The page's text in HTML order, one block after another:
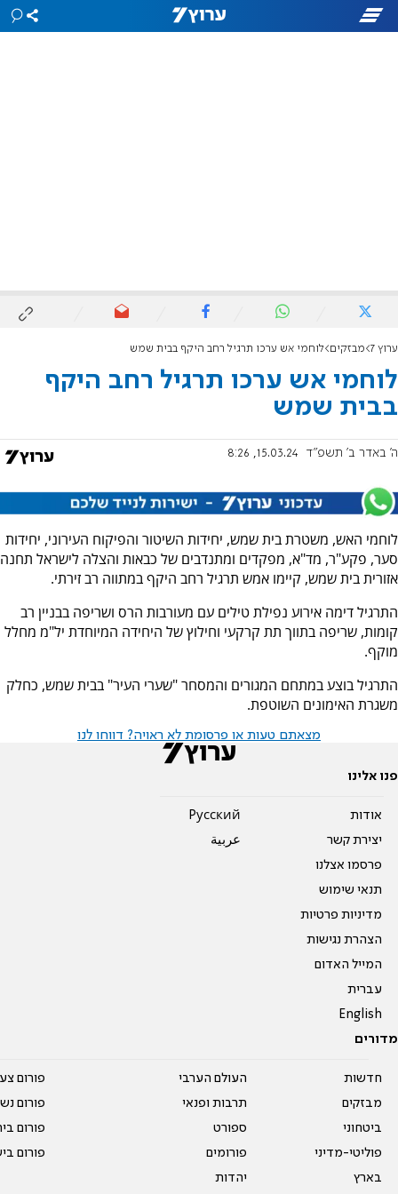
ערוץ 7 מבזקים לוחמי אש ערכו תרגיל רחב היקף בבית שמש
לוחמי אש ערכו תרגיל רחב היקף
בבית שמש
ה' באדר ב׳ תשפ"ד 15.03.24, 8:26
לוחמי האש, משטרת בית שמש, יחידות השיטור והפיקוח העירוני, יחידות
סער, פקע"ר, מד"א, מפקדים ומתנדבים של כבאות והצלה לישראל תחנה
אזורית בית שמש, קיימו אמש תרגיל רחב היקף במתווה רב זירתי.
התרגיל דימה אירוע נפילת טילים עם מעורבות הרס ושריפה בבניין רב
קומות, שריפה בתווך תת קרקעי וחילוץ של היחידה המיוחדת יל"מ מחלל
מוקף.
התרגיל בוצע במתחם המגורים והמסחר "שערי העיר" בבית שמש, כחלק
משגרת האימונים השוטפת.
מצאתם טעות או פרסומת לא ראויה? דווחו לנו
פנו אלינו
אודות
יצירת קשר
פרסמו אצלנו
תנאי שימוש
מדיניות פרטיות
הצהרת נגישות
המייל האדום
עברית
English
Pусский
عربية
מדורים
חדשות
מבזקים
ביטחוני
פוליטי-מדיני
בארץ
העולם הערבי
תרבות ופנאי
ספורט
פורומים
יהדות
פורום
פורום
פורום
פורום